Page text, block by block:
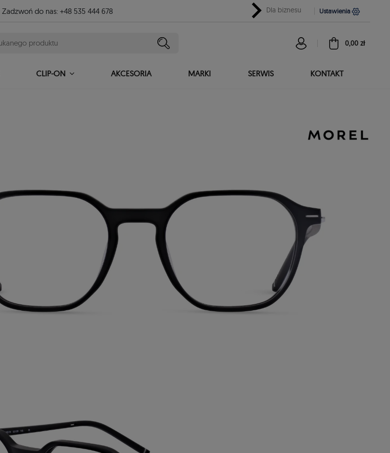
Zadzwoń do nas: +48 535 444 678 chevron_rightDla biznesu Ustawienia
0,00 zł
CLIP-ON AKCESORIA MARKI SERWIS KONTAKT